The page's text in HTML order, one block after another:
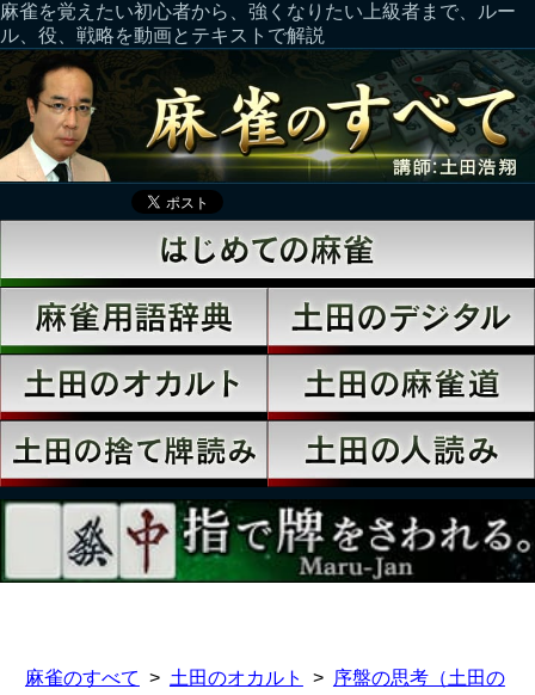
麻雀を覚えたい初心者から、強くなりたい上級者まで、ルー
ル、役、戦略を動画とテキストで解説
麻雀のすべて 土田のオカルト
序盤の思考（土田の